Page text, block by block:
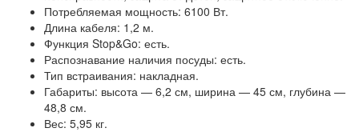
Потребляемая мощность: 6100 Вт.
Длина кабеля: 1,2 м.
Функция Stop&Go: есть.
Распознавание наличия посуды: есть.
Тип встраивания: накладная.
Габариты: высота — 6,2 см, ширина — 45 см, глубина —
48,8 см.
Вес: 5,95 кг.